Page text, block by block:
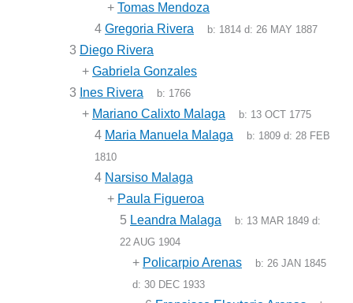
+ Tomas Mendoza
4 Gregoria Rivera b: 1814 d:26 MAY 1887
3 Diego Rivera
+ Gabriela Gonzales
3 Ines Rivera b: 1766
+ Mariano Calixto Malaga b: 13 OCT 1775
4 Maria Manuela Malaga b: 1809 d:28 FEB
1810
4 Narsiso Malaga
+ Paula Figueroa
5 Leandra Malaga b: 13 MAR 1849 d:
22 AUG 1904
+ Policarpio Arenas b:26 JAN 1845
d: 30 DEC 1933